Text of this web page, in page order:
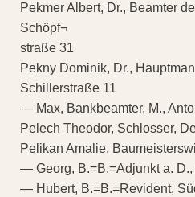
Pekmer Albert, Dr., Beamter
Schöpf¬
straße 31
Pekny Dominik, Dr.,
Schillerstraße 11
— Max, Bankbeamter, M.,
Pelech Theodor, Schlosser,
Pelikan Amalie,
— Georg, B.=B.=Adjunkt a.
— Hubert, B.=B.=Revident,